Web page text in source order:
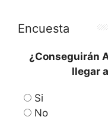
Encuesta
¿Conseguirán
llegar
Si
No